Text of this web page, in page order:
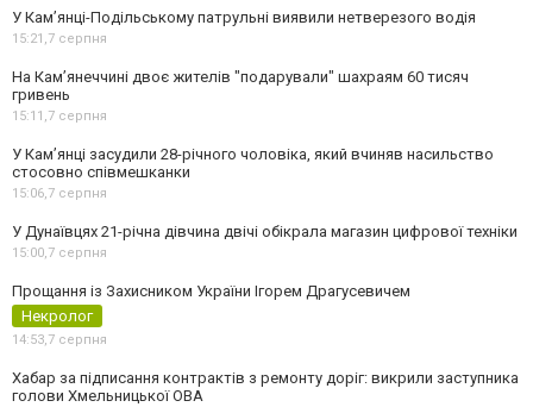
У Кам’янці-Подільському патрульні виявили нетверезого водія
15:21,7 серпня
На Камʼянеччині двоє жителів "подарували" шахраям 60 тисяч
гривень
15:11,7 серпня
У Камʼянці засудили 28-річного чоловіка, який вчиняв насильство
стосовно співмешканки
15:06,7 серпня
У Дунаївцях 21-річна дівчина двічі обікрала магазин цифрової техніки
15:00,7 серпня
Прощання із Захисником України Ігорем Драгусевичем
Некролог
14:53,7 серпня
Хабар за підписання контрактів з ремонту доріг: викрили заступника
голови Хмельницької ОВА